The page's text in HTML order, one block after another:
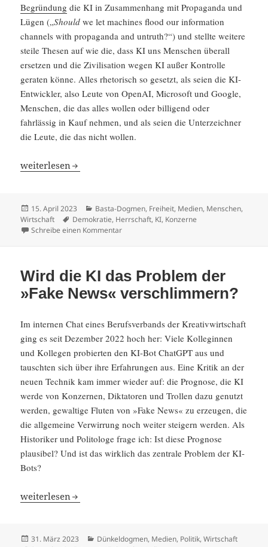
Begrün­dung die KI in Zusam­men­hang mit Propa­ganda und
Lügen („Should we let machines flood our infor­ma­tion
channels with propa­ganda and untruth?“) und stellte weitere
steile Thesen auf wie die, dass KI uns Menschen überall
ersetzen und die Zivili­sa­tion wegen KI außer Kontrolle
geraten könne. Alles rheto­risch so gesetzt, als seien die KI-
Entwickler, also Leute von OpenAI, Micro­soft und Google,
Menschen, die das alles wollen oder billi­gend oder
fahrlässig in Kauf nehmen, und als seien die Unter­zeichner
die Leute, die das nicht wollen.
Was Elon Musk gegen die Künst­liche Intel­li­genz hat
weiter­lesen
Veröffentlicht
am
15. April 2023 Kategorien
Basta-Dogmen, Freiheit, Medien, Menschen,
Wirtschaft
Schlagwörter
Demokratie, Herrschaft, KI, Konzerne
Schreibe einen Kommentarzu Was Elon Musk gegen die Künstliche
Wird die KI das Problem der
»Fake News« verschlimmern?
Im internen Chat eines Berufs­ver­bands der Kreativ­wirt­schaft
ging es seit Dezember 2022 hoch her: Viele Kolle­ginnen
und Kollegen probierten den KI-Bot ChatGPT aus und
tauschten sich über ihre Erfah­rungen aus. Eine Kritik an der
neuen Technik kam immer wieder auf: die Prognose, die KI
werde von Konzernen, Dikta­toren und Trollen dazu genutzt
werden, gewal­tige Fluten von »Fake News« zu erzeugen, die
die allge­meine Verwir­rung noch weiter steigern werden. Als
Histo­riker und Polito­loge frage ich: Ist diese Prognose
plausibel? Und ist das wirklich das zentrale Problem der KI-
Bots?
Wird die KI das Problem der »Fake News«
weiter­lesen
Veröffentlicht
31. März 2023 Kategorien
Dünkeldogmen, Medien, Politik,Wirtschaft